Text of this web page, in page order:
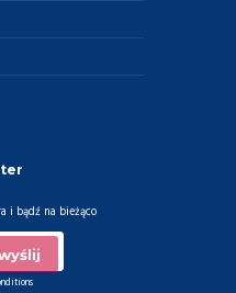
i bądź na bieżąco